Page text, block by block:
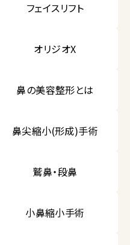
フェイスリフト
オリジオX
鼻の美容整形とは
鼻尖縮小(形成)手術
鷲鼻・段鼻
小鼻縮小手術